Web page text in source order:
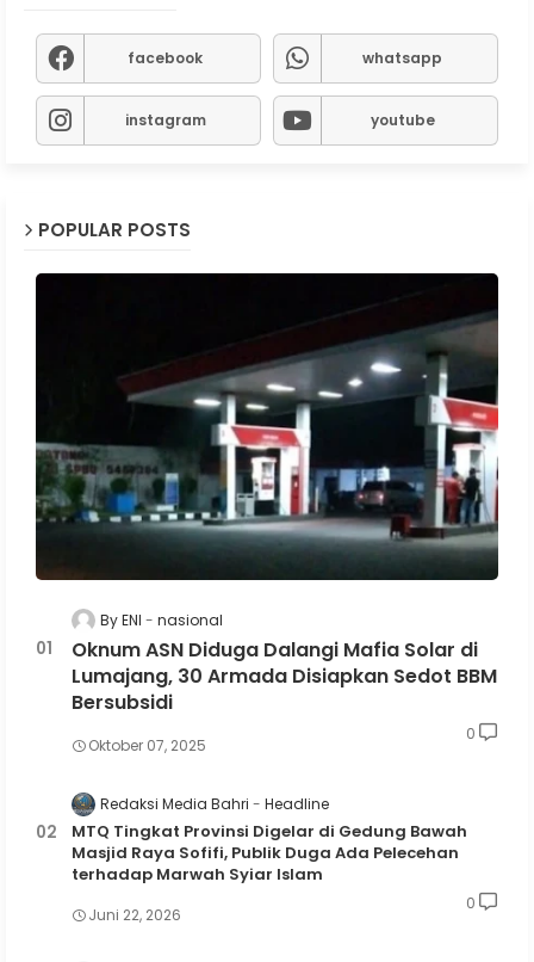
facebook whatsapp
instagram youtube
POPULAR POSTS
By ENI nasional
Oknum ASN Diduga Dalangi Mafia Solar di
Lumajang, 30 Armada Disiapkan Sedot BBM
Bersubsidi
Oktober 07, 2025
0
Redaksi Media Bahri Headline
MTQ Tingkat Provinsi Digelar di Gedung Bawah
Masjid Raya Sofifi, Publik Duga Ada Pelecehan
terhadap Marwah Syiar Islam
Juni 22, 2026
0